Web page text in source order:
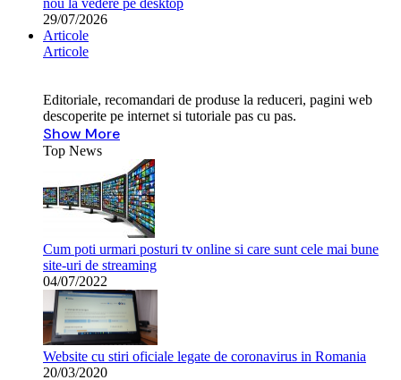
nou la vedere pe desktop
29/07/2026
Articole
Articole
Editoriale, recomandari de produse la reduceri, pagini web
descoperite pe internet si tutoriale pas cu pas.
Show More
Top News
Cum poti urmari posturi tv online si care sunt cele mai bune
site-uri de streaming
04/07/2022
Website cu stiri oficiale legate de coronavirus in Romania
20/03/2020